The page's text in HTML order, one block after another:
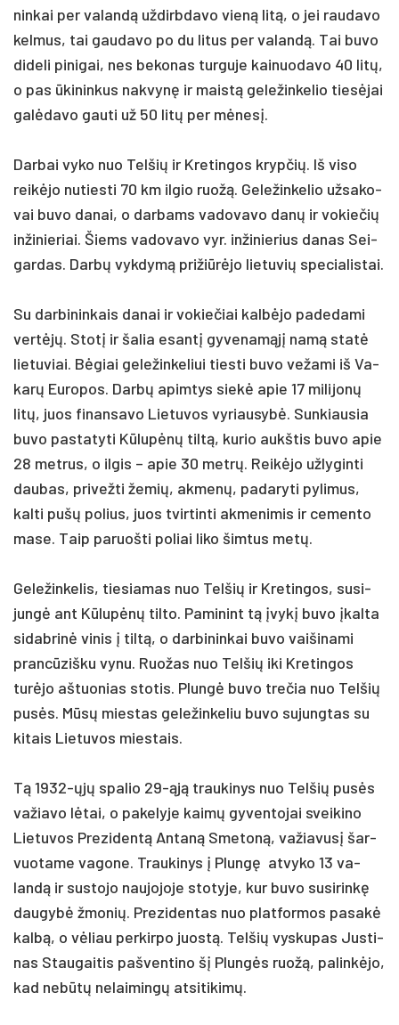
nin­kai per va­landą už­dirb­da­vo vieną litą, o jei rau­da­vo
kel­mus, tai gau­da­vo po du li­tus per va­landą. Tai bu­vo
di­de­li pi­ni­gai, nes be­ko­nas tur­gu­je kai­nuo­da­vo 40 litų,
o pas ūki­nin­kus nak­vynę ir maistą ge­le­žin­ke­lio tiesė­jai
galė­da­vo gau­ti už 50 litų per mėnesį.
Dar­bai vy­ko nuo Tel­šių ir Kre­tin­gos kryp­čių. Iš vi­so
reikė­jo nu­ties­ti 70 km il­gio ruožą. Ge­le­žin­ke­lio už­sa­ko­
vai bu­vo da­nai, o dar­bams va­do­va­vo danų ir vo­kie­čių
in­ži­nie­riai. Šiems va­do­va­vo vyr. in­ži­nie­rius da­nas Sei­
gar­das. Darbų vyk­dymą pri­žiūrė­jo lie­tu­vių spe­cia­lis­tai.
Su dar­bi­nin­kais da­nai ir vo­kie­čiai kalbė­jo pa­de­da­mi
vertėjų. Stotį ir ša­lia esantį gy­ve­namąjį namą statė
lie­tu­viai. Bėgiai ge­le­žin­ke­liui ties­ti bu­vo ve­ža­mi iš Va­
karų Eu­ro­pos. Darbų apim­tys siekė apie 17 mi­li­jonų
litų, juos fi­nan­sa­vo Lie­tu­vos vy­riau­sybė. Sun­kiau­sia
bu­vo pa­sta­ty­ti Kūlupėnų tiltą, ku­rio aukš­tis bu­vo apie
28 met­rus, o il­gis – apie 30 metrų. Reikė­jo už­ly­gin­ti
dau­bas, pri­vež­ti že­mių, ak­menų, pa­da­ry­ti py­li­mus,
kal­ti pušų po­lius, juos tvir­tin­ti ak­me­ni­mis ir ce­men­to
ma­se. Taip pa­ruoš­ti po­liai li­ko šim­tus metų.
Ge­le­žin­ke­lis, tie­sia­mas nuo Tel­šių ir Kre­tin­gos, su­si­
jungė ant Kūlupėnų til­to. Pa­mi­nint tą įvykį bu­vo įkal­ta
si­dab­rinė vi­nis į tiltą, o dar­bi­nin­kai bu­vo vai­ši­na­mi
prancū­ziš­ku vy­nu. Ruo­žas nuo Tel­šių iki Kre­tin­gos
turė­jo aš­tuo­nias sto­tis. Plungė bu­vo tre­čia nuo Tel­šių
pusės. Mūsų mies­tas ge­le­žin­ke­liu bu­vo su­jung­tas su
ki­tais Lie­tu­vos mies­tais.
Tą 1932-ųjų spa­lio 29-ąją trau­ki­nys nuo Tel­šių pusės
va­žia­vo lėtai, o pa­ke­ly­je kaimų gy­ven­to­jai svei­ki­no
Lie­tu­vos Pre­zi­dentą An­taną Sme­toną, va­žia­vusį šar­
vuo­ta­me va­go­ne. Trau­ki­nys į Plungę at­vy­ko 13 va­
landą ir su­sto­jo nau­jo­jo­je sto­ty­je, kur bu­vo su­si­rinkę
dau­gybė žmo­nių. Pre­zi­den­tas nuo plat­for­mos pa­sakė
kalbą, o vėliau per­kir­po juostą. Tel­šių vys­ku­pas Jus­ti­
nas Stau­gai­tis pa­šven­ti­no šį Plungės ruožą, pa­linkė­jo,
kad ne­būtų ne­lai­mingų at­si­ti­kimų.